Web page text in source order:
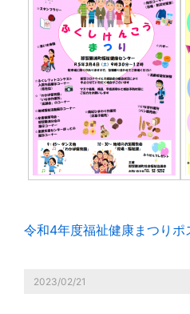
令和4年度福祉健康まつり
2023/02/21